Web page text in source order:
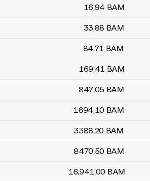
16,94 BAM
33,88 BAM
84,71 BAM
169,41 BAM
847,05 BAM
1694,10 BAM
3388,20 BAM
8470,50 BAM
16.941,00 BAM